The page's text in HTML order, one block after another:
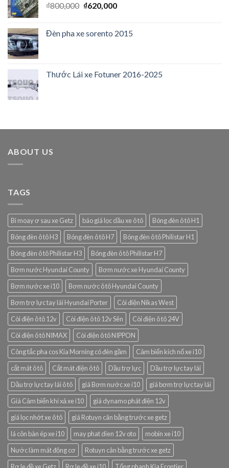
₫800,000 ₫620,000
Đèn pha xe sorento 2015
Thước Lái xe Fotuner 2016-2025
ABOUT US
TAGS
Bi moay ơ sau xe Getz báo giá lọc dầu xe ô tô
Bóng đèn ô tô H1
Bóng đèn ô tô H3
Bóng đèn ô tô H7
Bóng đèn ô tô Philistar H1
Bóng đèn ô tô Philistar H3
Bóng đèn ô tô Philistar H7
Bơm nước Hyundai County
Bơm nước xe Hyundai County
Bơm nước xe i10
Bơm nước ô tô Hyundai County
Bơm trợ lực tay lái Hyundai Porter
Còi điện Nikas West
Còi điện ô tô 12v
Còi điện ô tô 12v Sên
Còi điện ô tô 24V
Còi điện ô tô NIMAX
Còi điện ô tô NIPPON
Công tắc pha cos Kia Morning có đèn gầm
Cảm biến kích nổ xe i10
cắt mát ô tô
Cắt mát điện ô tô Dầu trợ lực
Dầu trợ lực tay lái
Dầu trợ lực tay lái ô tô
giá Bơm nước xe i10
giá bơm trợ lực tay lái
Giá Cảm biến khí xả xe i10
giá dynamo phát điện 12v
giá lọc nhớt xe ô tô
giá Rotuyn cân bằng trước xe getz
lá côn bàn ép xe i10
may phat dien 12v oto
mobin xe i10
Nước làm mát động cơ
Rotuyn cân bằng trước xe getz